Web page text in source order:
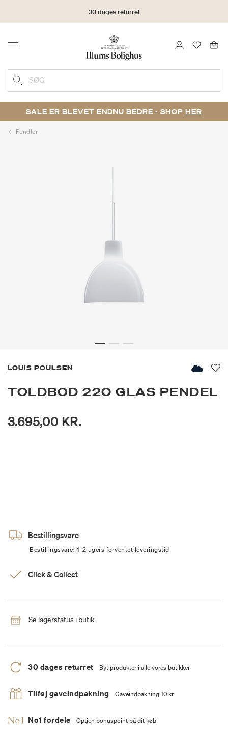
30 dages returret
Menu LOG IND
SØG
SALE ER BLEVET ENDNU BEDRE - SHOP HER
Pendler
LOUIS POULSEN
TOLDBOD 220 GLAS PENDEL
3.695,00 KR.
Bestillingsvare
Bestillingsvare: 1-2 ugers forventet leveringstid
Click & Collect
Se lagerstatus i butik
30 dages returret Byt produkter i alle vores butikker
Tilføj gaveindpakning Gaveindpakning 10 kr.
No1 fordele Optjen bonuspoint på dit køb